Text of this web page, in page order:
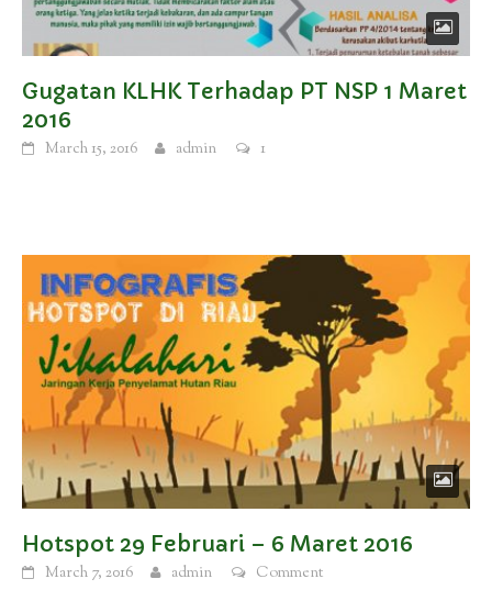
Gugatan KLHK Terhadap PT NSP 1 Maret
2016
March 15, 2016 admin 1
Hotspot 29 Februari – 6 Maret 2016
March 7, 2016 admin Comment